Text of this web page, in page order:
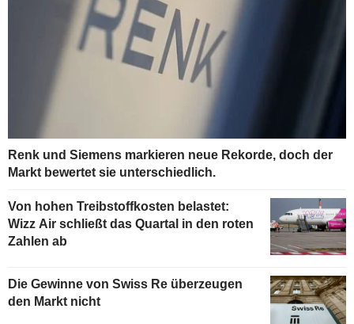
Renk und Siemens markieren neue Rekorde, doch der
Markt bewertet sie unterschiedlich.
Von hohen Treibstoffkosten belastet:
Wizz Air schließt das Quartal in den roten
Zahlen ab
Die Gewinne von Swiss Re überzeugen
den Markt nicht